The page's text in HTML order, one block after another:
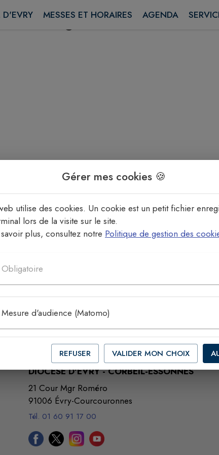
D'EVRY MESSES ET HORAIRES AGENDA
Page en cours .....
DIOCÈSE D'EVRY - CORBEIL-ESSONNES
21 Cour Mgr Roméro
91006 Évry-Courcouronnes
Tél. 01 60 91 17 00
Gérer mes cookies 🍪
utilise des cookies. Un cookie est un petit fichier
lors de la visite sur le site.
plus, consultez notre Politique de gestion des
Obligatoire
Mesure d'audience (Matomo)
REFUSER VALIDER MON CHOIX